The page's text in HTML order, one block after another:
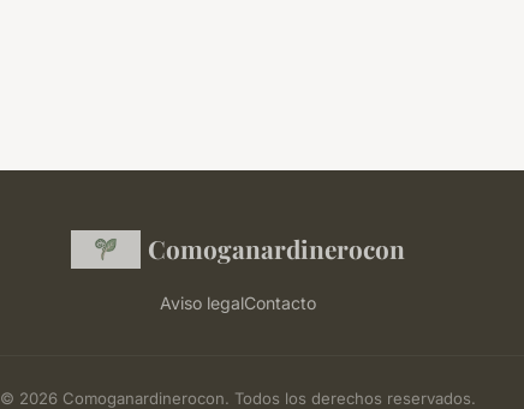
Comoganardinerocon
Aviso legalContacto
© 2026 Comoganardinerocon. Todos los derechos reservados.